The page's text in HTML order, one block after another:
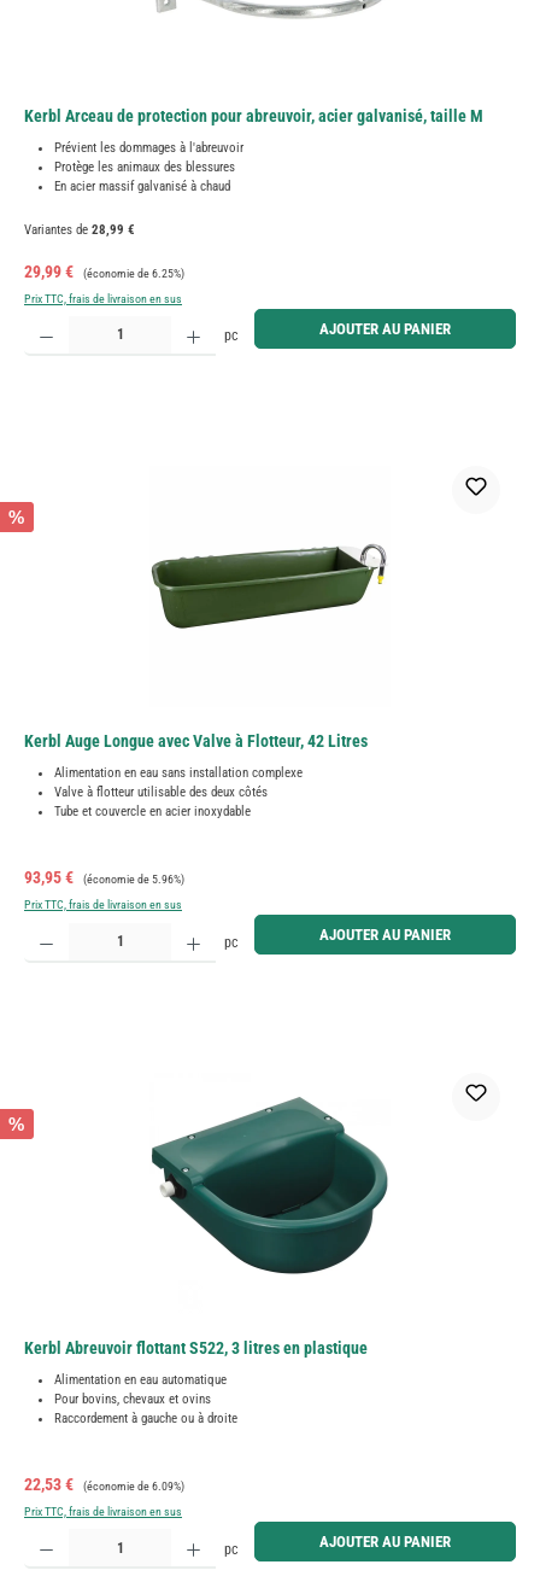
Kerbl Arceau de protection pour abreuvoir, acier galvanisé, taille M
Prévient les dommages à l'abreuvoir
Protège les animaux des blessures
En acier massif galvanisé à chaud
Variantes de 28,99 €
Prix de vente :
29,99 € Prix régulier :
(économie de 6.25%)
Prix TTC, frais de livraison en sus
Quantité de produit : Entrez la quantité souhaitée ou utilisez les boutons pour augmenter ou
pc AJOUTER AU PANIER
%
Kerbl Auge Longue avec Valve à Flotteur, 42 Litres
Alimentation en eau sans installation complexe
Valve à flotteur utilisable des deux côtés
Tube et couvercle en acier inoxydable
Prix de vente :
93,95 € Prix régulier :
(économie de 5.96%)
Prix TTC, frais de livraison en sus
Quantité de produit : Entrez la quantité souhaitée ou utilisez les boutons pour augmenter ou
pc AJOUTER AU PANIER
%
Kerbl Abreuvoir flottant S522, 3 litres en plastique
Alimentation en eau automatique
Pour bovins, chevaux et ovins
Raccordement à gauche ou à droite
Prix de vente :
22,53 € Prix régulier :
(économie de 6.09%)
Prix TTC, frais de livraison en sus
Quantité de produit : Entrez la quantité souhaitée ou utilisez les boutons pour augmenter ou
pc AJOUTER AU PANIER